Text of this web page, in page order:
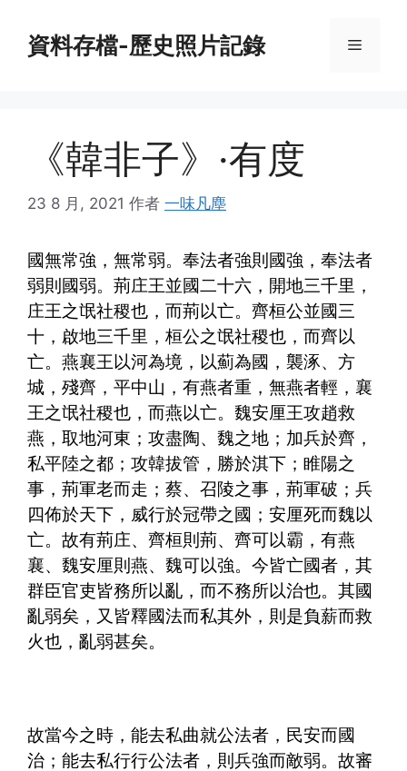
資料存檔-歷史照片記錄 菜
《韓非子》·有度
23 8 月, 2021 作者 一味凡塵
國無常強，無常弱。奉法者強則國強，奉法者
弱則國弱。荊庄王並國二十六，開地三千里，
庄王之氓社稷也，而荊以亡。齊桓公並國三
十，啟地三千里，桓公之氓社稷也，而齊以
亡。燕襄王以河為境，以薊為國，襲涿、方
城，殘齊，平中山，有燕者重，無燕者輕，襄
王之氓社稷也，而燕以亡。魏安厘王攻趙救
燕，取地河東；攻盡陶、魏之地；加兵於齊，
私平陸之都；攻韓拔管，勝於淇下；睢陽之
事，荊軍老而走；蔡、召陵之事，荊軍破；兵
四佈於天下，威行於冠帶之國；安厘死而魏以
亡。故有荊庄、齊桓則荊、齊可以霸，有燕
襄、魏安厘則燕、魏可以強。今皆亡國者，其
群臣官吏皆務所以亂，而不務所以治也。其國
亂弱矣，又皆釋國法而私其外，則是負薪而救
火也，亂弱甚矣。
故當今之時，能去私曲就公法者，民安而國
治；能去私行行公法者，則兵強而敵弱。故審